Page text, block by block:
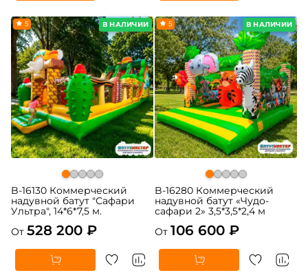
В НАЛИЧИИ
5
B-16130 Коммерческий
надувной батут "Сафари
Ультра", 14*6*7,5 м.
От 528 200 ₽
В НАЛИЧИИ
5
B-16280 Коммерческий
надувной батут «Чудо-
сафари 2» 3,5*3,5*2,4 м
От 106 600 ₽